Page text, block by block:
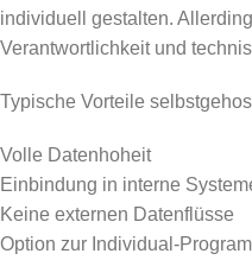
individuell gestalten.
Verantwortlichkeit und
Typische Vorteile
Volle Datenhoheit
Einbindung in interne
Keine externen Datenflüsse
Option zur Individual-